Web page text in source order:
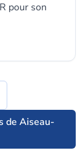
pour son
de Aiseau-